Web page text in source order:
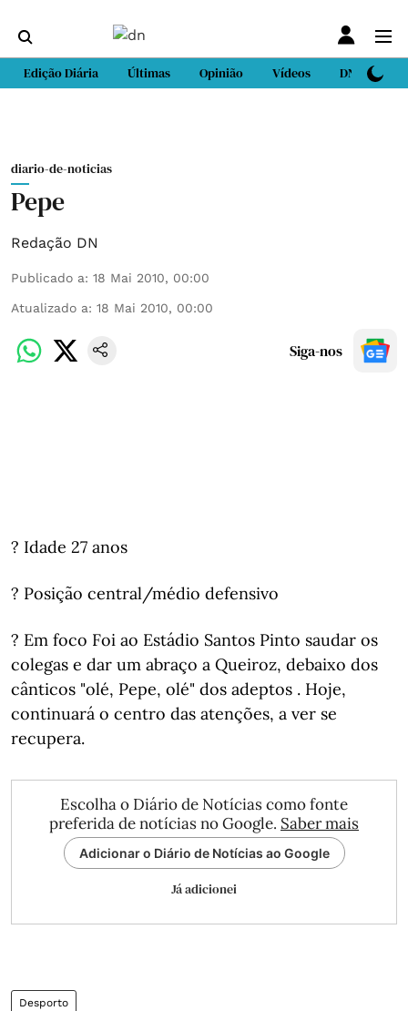
Edição Diária Últimas Opinião Vídeos DN Sport
diario-de-noticias
Pepe
Redação DN
Publicado a: 18 Mai 2010, 00:00
Atualizado a: 18 Mai 2010, 00:00
Siga-nos
? Idade 27 anos
? Posição central/médio defensivo
? Em foco Foi ao Estádio Santos Pinto saudar os
colegas e dar um abraço a Queiroz, debaixo dos
cânticos "olé, Pepe, olé" dos adeptos . Hoje,
continuará o centro das atenções, a ver se
recupera.
Escolha o Diário de Notícias como fonte
preferida de notícias no Google. Saber mais
Adicionar o Diário de Notícias ao Google
Já adicionei
Desporto